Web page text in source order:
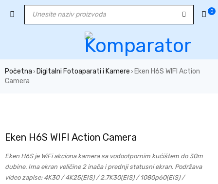
0
Početna › Digitalni Fotoaparati i Kamere › Eken H6S WIFI Action
Camera
Eken H6S WIFI Action Camera
Eken H6S je WiFi akciona kamera sa vodootpornim kućištem do 30m
dubine. Ima ekran veličine 2 inača i prednji statusni ekran. Podržava
video zapise: 4K30 / 4K25(EIS) / 2.7K30(EIS) / 1080p60(EIS) /